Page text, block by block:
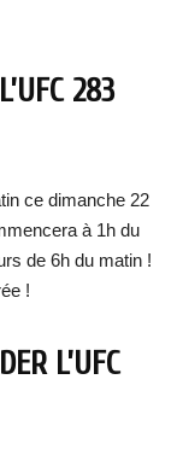
283
ce dimanche 22
à 1h du
de 6h du matin !
!
L’UFC